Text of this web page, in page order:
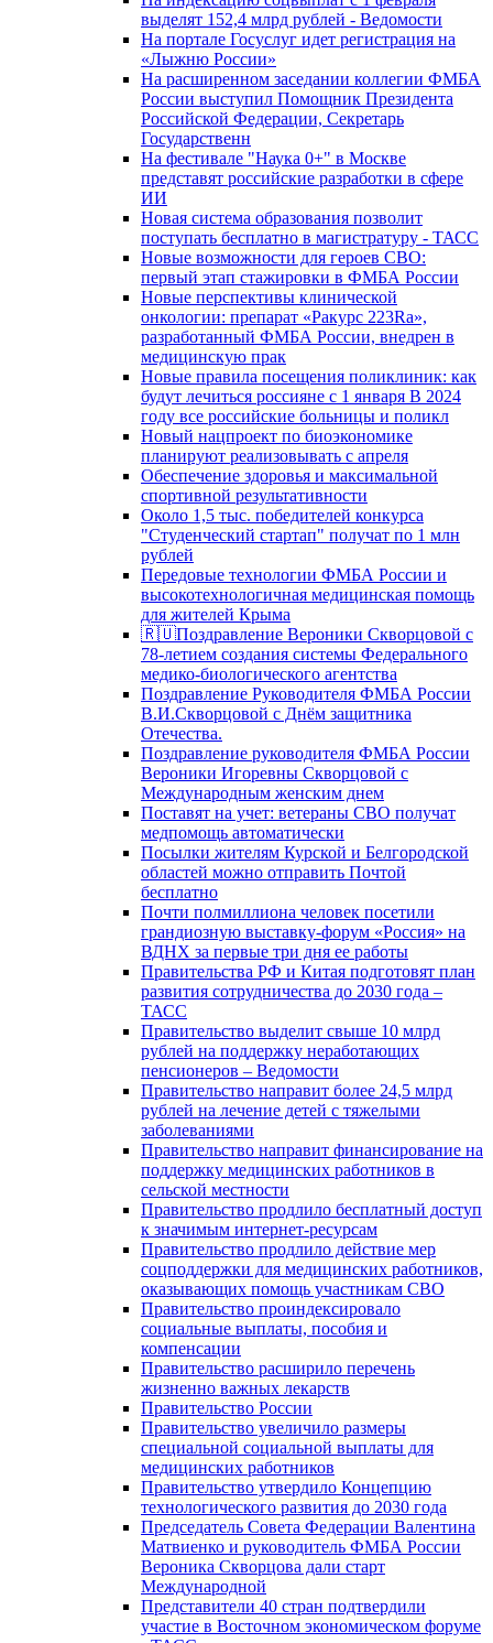
выделят 152,4 млрд рублей - Ведомости
На портале Госуслуг идет регистрация на
«Лыжню России»
На расширенном заседании коллегии ФМБА
России выступил Помощник Президента
Российской Федерации, Секретарь
Государственн
На фестивале "Наука 0+" в Москве
представят российские разработки в сфере
ИИ
Новая система образования позволит
поступать бесплатно в магистратуру - ТАСС
Новые возможности для героев СВО:
первый этап стажировки в ФМБА России
Новые перспективы клинической
онкологии: препарат «Ракурс 223Ra»,
разработанный ФМБА России, внедрен в
медицинскую прак
Новые правила посещения поликлиник: как
будут лечиться россияне с 1 января В 2024
году все российские больницы и поликл
Новый нацпроект по биоэкономике
планируют реализовывать с апреля
Обеспечение здоровья и максимальной
спортивной результативности
Около 1,5 тыс. победителей конкурса
"Студенческий стартап" получат по 1 млн
рублей
Передовые технологии ФМБА России и
высокотехнологичная медицинская помощь
для жителей Крыма
🇷🇺Поздравление Вероники Скворцовой с
78-летием создания системы Федерального
медико-биологического агентства
Поздравление Руководителя ФМБА России
В.И.Скворцовой с Днём защитника
Отечества.
Поздравление руководителя ФМБА России
Вероники Игоревны Скворцовой с
Международным женским днем
Поставят на учет: ветераны СВО получат
медпомощь автоматически
Посылки жителям Курской и Белгородской
областей можно отправить Почтой
бесплатно
Почти полмиллиона человек посетили
грандиозную выставку-форум «Россия» на
ВДНХ за первые три дня ее работы
Правительства РФ и Китая подготовят план
развития сотрудничества до 2030 года –
ТАСС
Правительство выделит свыше 10 млрд
рублей на поддержку неработающих
пенсионеров – Ведомости
Правительство направит более 24,5 млрд
рублей на лечение детей с тяжелыми
заболеваниями
Правительство направит финансирование на
поддержку медицинских работников в
сельской местности
Правительство продлило бесплатный доступ
к значимым интернет-ресурсам
Правительство продлило действие мер
соцподдержки для медицинских работников,
оказывающих помощь участникам СВО
Правительство проиндексировало
социальные выплаты, пособия и
компенсации
Правительство расширило перечень
жизненно важных лекарств
Правительство России
Правительство увеличило размеры
специальной социальной выплаты для
медицинских работников
Правительство утвердило Концепцию
технологического развития до 2030 года
Председатель Совета Федерации Валентина
Матвиенко и руководитель ФМБА России
Вероника Скворцова дали старт
Международной
Представители 40 стран подтвердили
участие в Восточном экономическом форуме